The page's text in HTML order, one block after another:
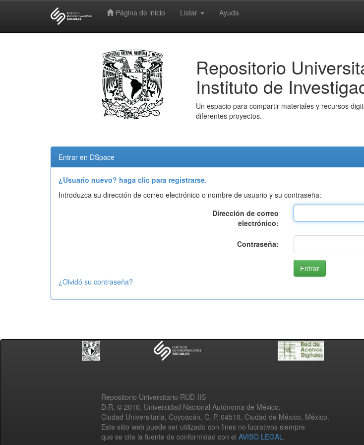
Página de inicio Listar Ayuda
Repositorio
Instituto de
Un espacio para compartir materiales y recursos
diferentes proyectos.
Entrar en DSpace
¿Usuario nuevo? haga clic para registrarse.
Introduzca su dirección de correo electrónico o nombre de usuario y su contraseña:
Dirección de correo
electrónico:
Contraseña:
¿Olvidó su contraseña?
Repositorio Universitario RUD-IIS
D.R. © 2010. Universidad Nacional Autónoma de México.
Ciudad Universitaria, Coyoacán, C. P. 04510, Ciudad de México, México.
Este sitio web puede ser utilizado con fines no lucrativos siempre
que se cite la fuente de conformidad con el AVISO LEGAL.